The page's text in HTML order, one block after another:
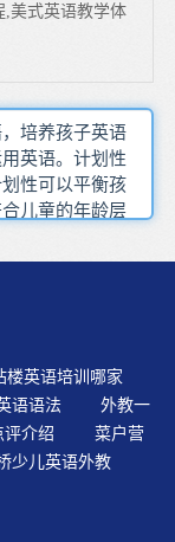
,美式英语教学体
培养孩子英语
英语。计划性
性可以平衡孩
儿童的年龄层
遇到的疑点早
材料选定后，
性和趣味性的
学知识直接相
，解决实际生活
和技能间的关
要靠内在的驱
英语不是要求
楼英语培训哪家
语语法
外教一
评介绍
菜户营
少儿英语外教